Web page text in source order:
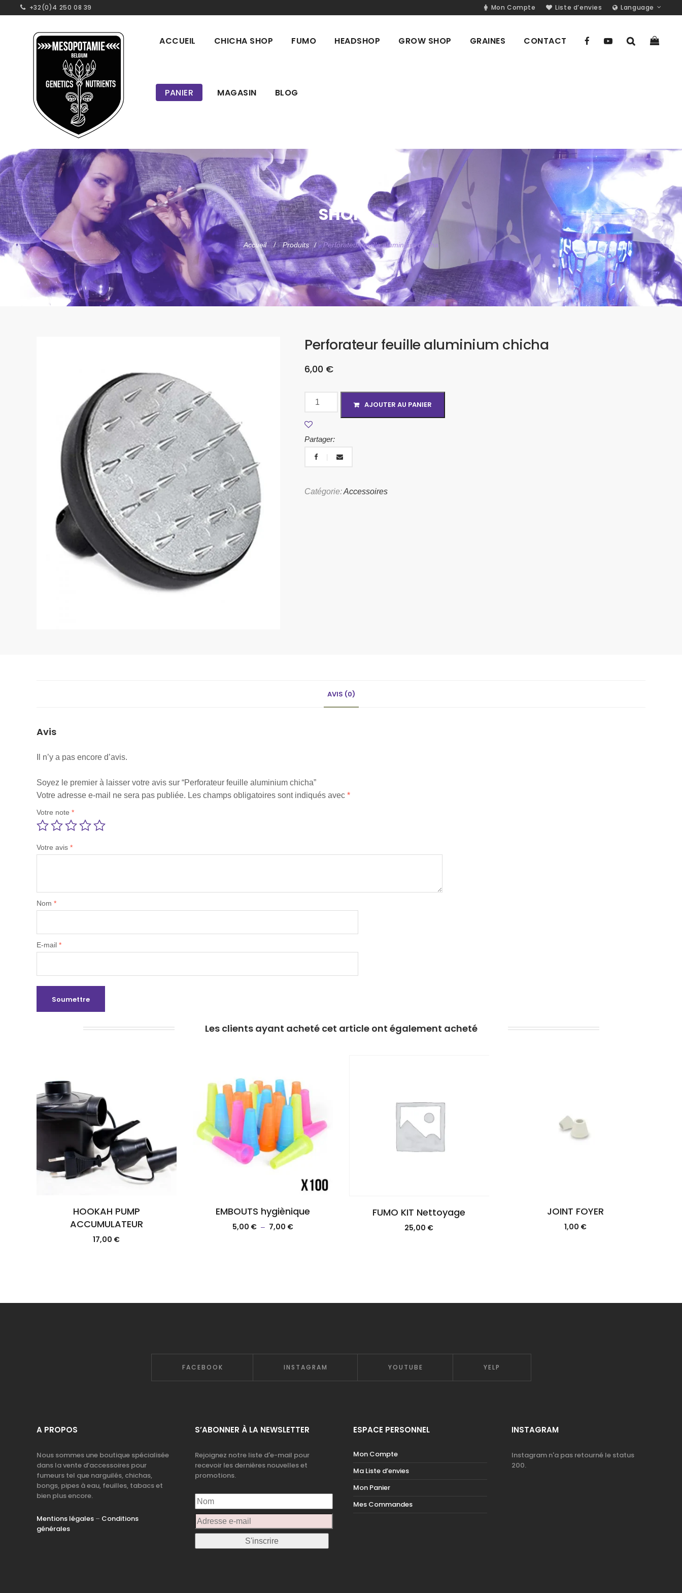
+32(0)4 250 08 39 Mon Compte Liste d’envies Language
ACCUEIL CHICHA SHOP FUMO HEADSHOP GROW SHOP GRAINES CONTACT
PANIER MAGASIN BLOG
SHOP
Accueil Produits Perforateur feuille aluminium chicha
Perforateur feuille aluminium chicha
6,00 €
AJOUTER AU PANIER
Partager:
Catégorie:Accessoires
AVIS (0)
Avis
Il n’y a pas encore d’avis.
Soyez le premier à laisser votre avis sur “Perforateur feuille aluminium chicha”
Votre adresse e-mail ne sera pas publiée. Les champs obligatoires sont indiqués avec *
Votre note *
Votre avis *
Nom *
E-mail *
Les clients ayant acheté cet article ont également acheté
HOOKAH PUMP
ACCUMULATEUR
17,00 €
EMBOUTS hygiènique
5,00 € – 7,00 €
FUMO KIT Nettoyage
25,00 €
JOINT FOYER
1,00 €
FACEBOOK INSTAGRAM YOUTUBE YELP
A PROPOS
Nous sommes une boutique spécialisée
dans la vente d’accessoires pour
fumeurs tel que narguilés, chichas,
bongs, pipes à eau, feuilles, tabacs et
bien plus encore.
Mentions légales – Conditions
générales
S’ABONNER À LA NEWSLETTER
Rejoignez notre liste d'e-mail pour
recevoir les dernières nouvelles et
promotions.
ESPACE PERSONNEL
Mon Compte
Ma Liste d’envies
Mon Panier
Mes Commandes
INSTAGRAM
Instagram n'a pas retourné le status
200.